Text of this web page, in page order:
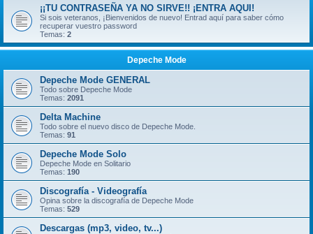
¡¡TU CONTRASEÑA YA NO SIRVE!! ¡ENTRA AQUI!
Si sois veteranos, ¡Bienvenidos de nuevo! Entrad aquí para saber cómo
recuperar vuestro password
Temas: 2
Depeche Mode
Depeche Mode GENERAL
Todo sobre Depeche Mode
Temas: 2091
Delta Machine
Todo sobre el nuevo disco de Depeche Mode.
Temas: 91
Depeche Mode Solo
Depeche Mode en Solitario
Temas: 190
Discografía - Videografía
Opina sobre la discografía de Depeche Mode
Temas: 529
Descargas (mp3, video, tv...)